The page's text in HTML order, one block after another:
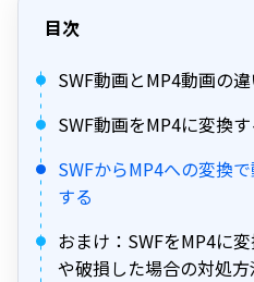
目次
SWF動画とMP4動画の
SWF動画をMP4に変換
SWFからMP4への変換
する
おまけ：SWFをMP4に
や破損した場合の対処方